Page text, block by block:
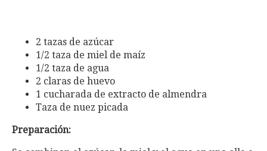
2 tazas de azúcar
1/2 taza de miel de maíz
1/2 taza de agua
2 claras de huevo
1 cucharada de extracto de almendra
Taza de nuez picada
Preparación: